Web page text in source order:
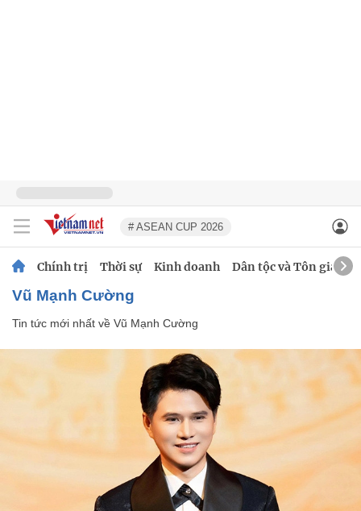
# ASEAN CUP 2026
Chính trị Thời sự Kinh doanh Dân tộc và Tôn giáo
Vũ Mạnh Cường
Tin tức mới nhất về Vũ Mạnh Cường